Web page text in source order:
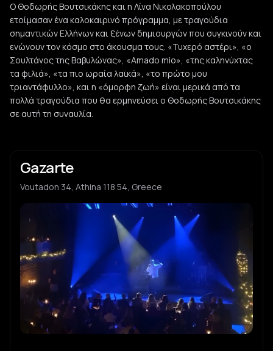
Ο Θοδωρής Βουτσικάκης και η Λίνα Νικολακοπούλου
ετοίμασαν ένα καλοκαιρινό πρόγραμμα, με τραγούδια
σημαντικών Ελλήνων και ξένων δημιουργών που συγκινούν και
ενώνουν τον κόσμο στο άκουσμα τους. «Τυχερό αστέρι», «ο
Σουλτάνος της Βαβυλώνας», «Amado mio», «της καληνύχτας
τα φιλιά», «τα πιο ωραία λαϊκά», «το πρώτο μου
τριαντάφυλλο», και η «όμορφη ζωή» είναι μερικά από τα
πολλά τραγούδια που θα ερμηνεύσει ο Θοδωρής Βουτσικάκης
σε αυτή τη συναυλία.
Gazarte
Voutadon 34, Athina 118 54, Greece